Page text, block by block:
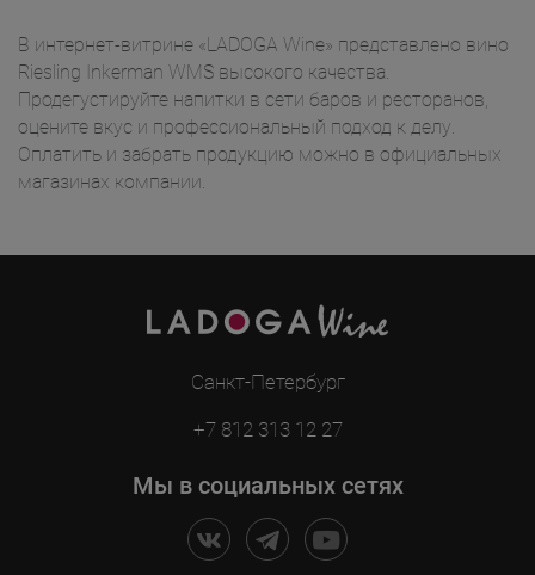
В интернет-витрине «LADOGA Wine» представлено вино
Riesling Inkerman WMS высокого качества.
Продегустируйте напитки в сети баров и ресторанов,
оцените вкус и профессиональный подход к делу.
Оплатить и забрать продукцию можно в официальных
магазинах компании.
Санкт-Петербург
+7 812 313 12 27
Мы в социальных сетях